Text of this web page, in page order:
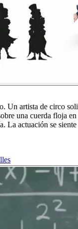
Un artista de circo
una cuerda floja
La actuación se